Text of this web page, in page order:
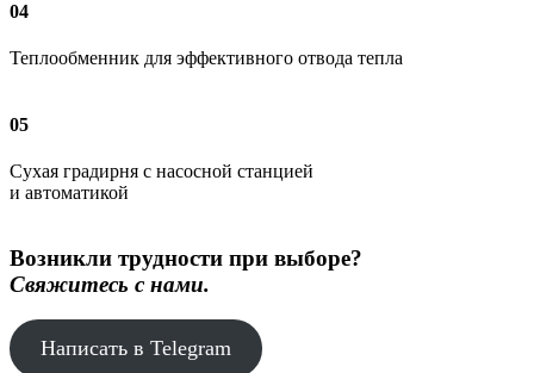
04
Теплообменник для эффективного отвода тепла
05
Сухая градирня с насосной станцией
и автоматикой
Возникли трудности при выборе?
Свяжитесь с нами.
Написать в Telegram